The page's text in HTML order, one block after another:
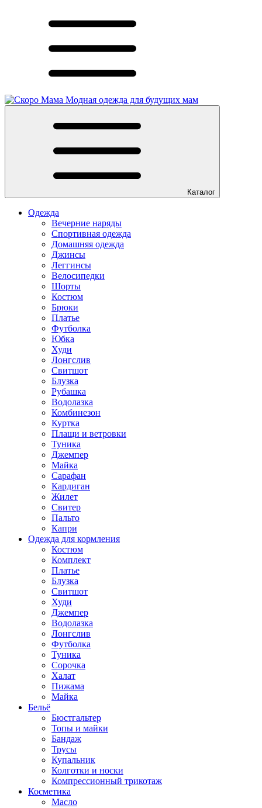
Модная одежда для будущих мам
Каталог
Одежда
Вечерние наряды
Спортивная одежда
Домашняя одежда
Джинсы
Леггинсы
Велосипедки
Шорты
Костюм
Брюки
Платье
Футболка
Юбка
Худи
Лонгслив
Свитшот
Блузка
Рубашка
Водолазка
Комбинезон
Куртка
Плащи и ветровки
Туника
Джемпер
Майка
Сарафан
Кардиган
Жилет
Свитер
Пальто
Капри
Одежда для кормления
Костюм
Комплект
Платье
Блузка
Свитшот
Худи
Джемпер
Водолазка
Лонгслив
Футболка
Туника
Сорочка
Халат
Пижама
Майка
Бельё
Бюстгальтер
Топы и майки
Бандаж
Трусы
Купальник
Колготки и носки
Компрессионный трикотаж
Косметика
Масло